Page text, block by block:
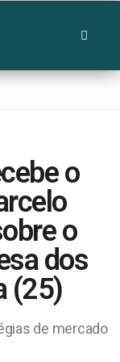
o
o
dos
(25)
de mercado